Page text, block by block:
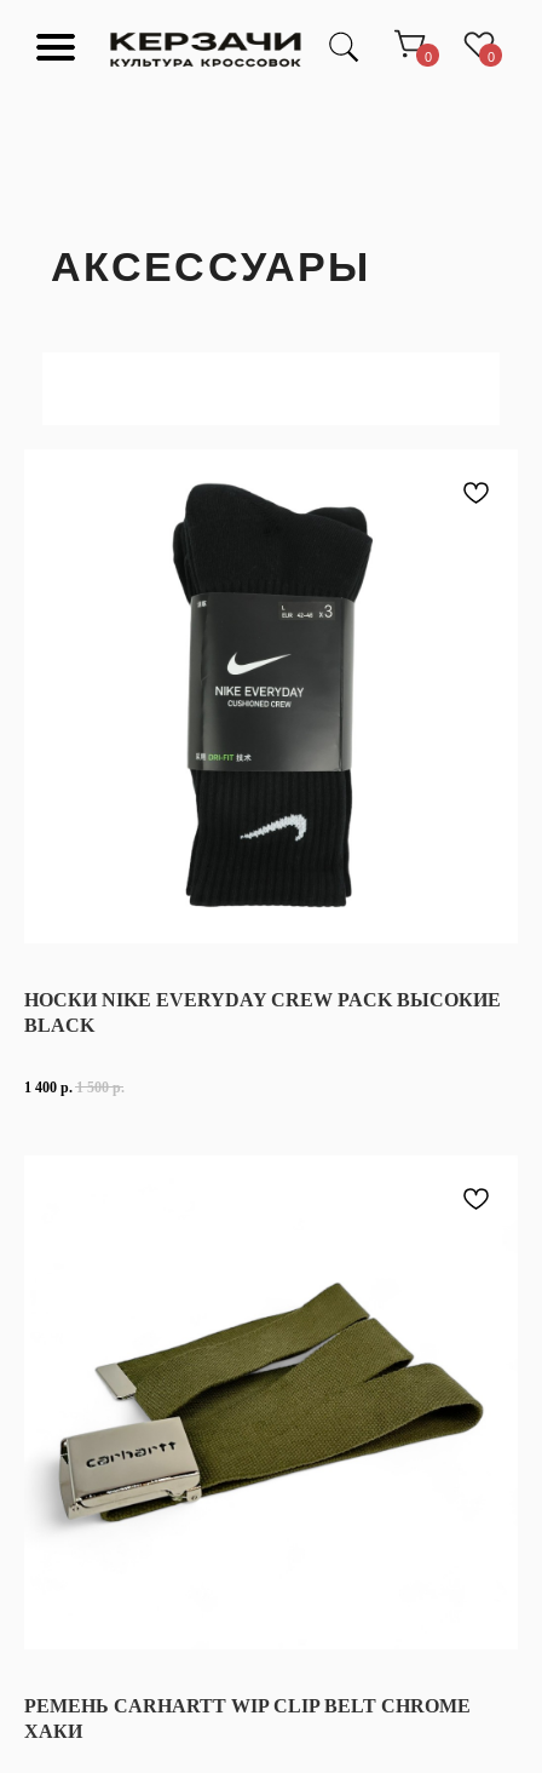
0
НОСКИ NIKE EVERYDAY CREW PACK ВЫСОКИЕ
BLACK
1 400 р. 1 500 р.
РЕМЕНЬ CARHARTT WIP CLIP BELT CHROME
ХАКИ